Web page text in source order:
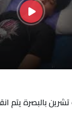
بالبصرة يتم